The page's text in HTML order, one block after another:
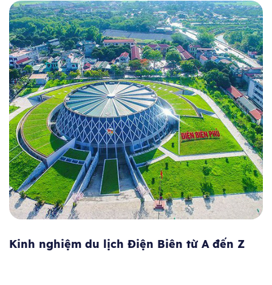
Kinh nghiệm du lịch Điện Biên từ A đến Z